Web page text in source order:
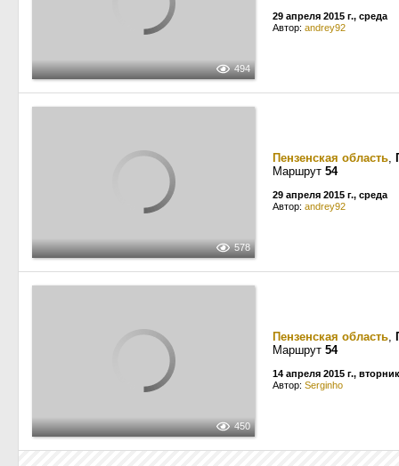
494
29 апреля 2015 г., среда
Автор: andrey92
578
Пензенская область,
Маршрут 54
29 апреля 2015 г., среда
Автор: andrey92
450
Пензенская область,
Маршрут 54
14 апреля 2015 г., вторник
Автор: Serginho